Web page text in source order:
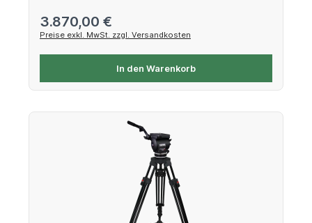
Regulärer Preis:
3.870,00 €
Preise exkl. MwSt. zzgl. Versandkosten
In den Warenkorb